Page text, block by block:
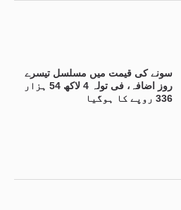
سونے کی قیمت میں مسلسل تیسرے
روز اضافہ، فی تولہ 4 لاکھ 54 ہزار
336 روپے کا ہوگیا